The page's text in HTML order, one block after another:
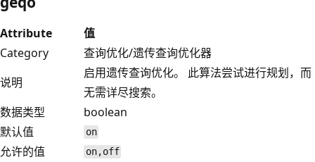
Attribute
值
Category
查询优化/遗传查询优化器
说明
启用遗传查询优化。 此算法尝试进行规划，而
无需详尽搜索。
数据类型
boolean
默认值
on
允许的值 on,off